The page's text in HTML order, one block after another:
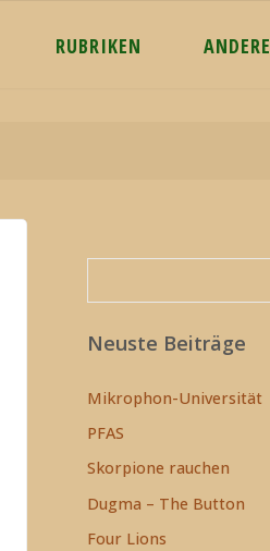
RUBRIKEN ANDERE
Neuste Beiträge
Mikrophon-Universität
PFAS
Skorpione rauchen
Dugma – The Button
Four Lions